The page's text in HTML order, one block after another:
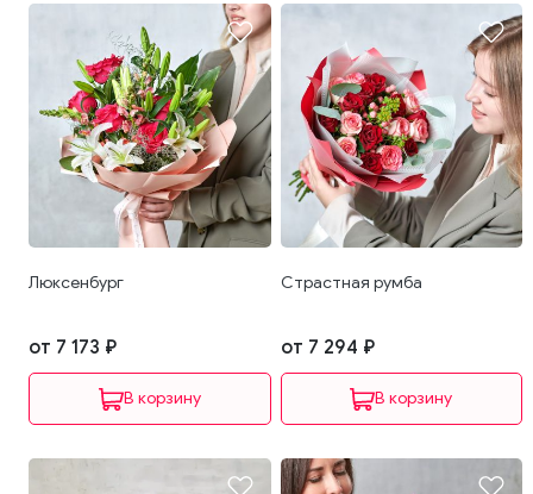
Люксенбург
от 7 173 ₽
В корзину
Страстная румба
от 7 294 ₽
В корзину